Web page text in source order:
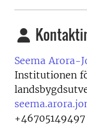
Seema Arora-
Institutionen
+46705149497